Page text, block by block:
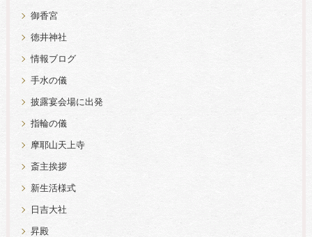
御香宮
徳井神社
情報ブログ
手水の儀
披露宴会場に出発
指輪の儀
摩耶山天上寺
斎主挨拶
新生活様式
日吉大社
昇殿